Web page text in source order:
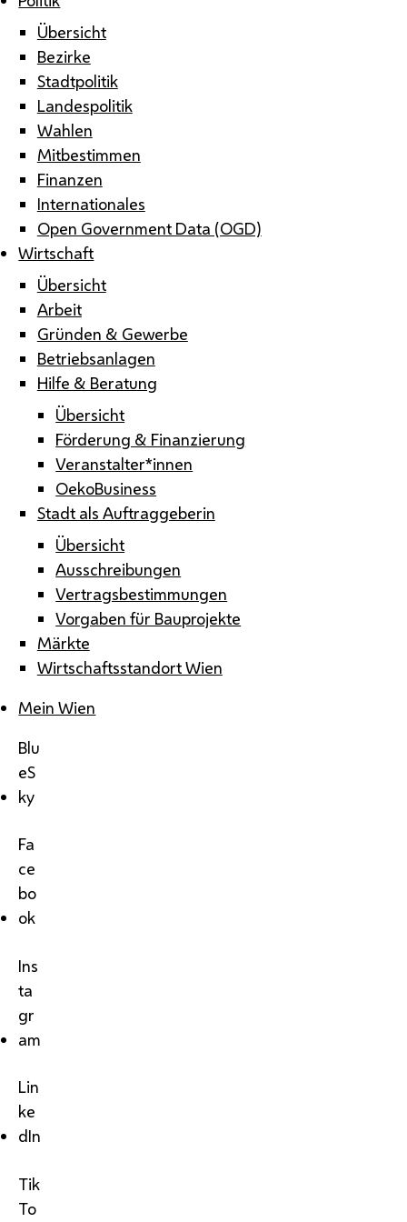
Übersicht
Bezirke
Stadtpolitik
Landespolitik
Wahlen
Mitbestimmen
Finanzen
Internationales
Open Government Data (OGD)
Wirtschaft
Übersicht
Arbeit
Gründen & Gewerbe
Betriebsanlagen
Hilfe & Beratung
Übersicht
Förderung & Finanzierung
Veranstalter*innen
OekoBusiness
Stadt als Auftraggeberin
Übersicht
Ausschreibungen
Vertragsbestimmungen
Vorgaben für Bauprojekte
Märkte
Wirtschaftsstandort Wien
Mein Wien
Blu
eS
ky
Fa
ce
bo
ok
Ins
ta
gr
am
Lin
ke
dIn
Tik
To